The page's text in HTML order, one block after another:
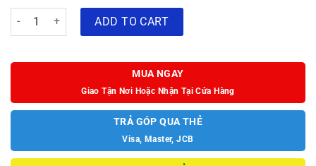
Bo mạch chủ Colorful B760 M-D PRO quantity
ADD TO CART
MUA NGAY
Giao Tận Nơi Hoặc Nhận Tại Cửa Hàng
TRẢ GÓP QUA THẺ
Visa, Master, JCB